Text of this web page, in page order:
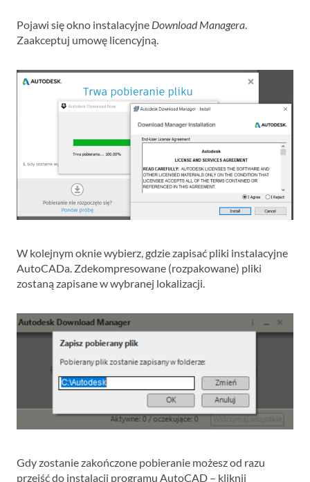
Pojawi się okno instalacyjne Download Managera.
Zaakceptuj umowę licencyjną.
W kolejnym oknie wybierz, gdzie zapisać pliki instalacyjne
AutoCADa. Zdekompresowane (rozpakowane) pliki
zostaną zapisane w wybranej lokalizacji.
Gdy zostanie zakończone pobieranie możesz od razu
przejść do instalacji programu AutoCAD – kliknij